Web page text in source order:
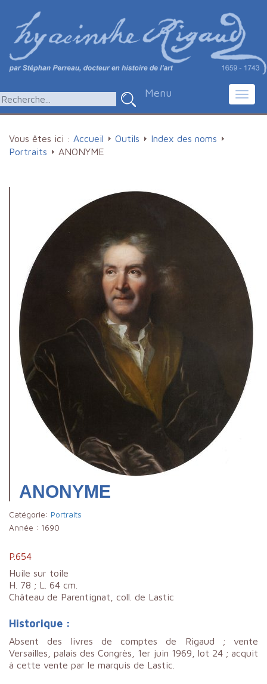
Menu
Vous êtes ici : Accueil Outils
Index des noms
Portraits
ANONYME
ANONYME
Catégorie: Portraits
Année : 1690
P.654
Huile sur toile
H. 78 ; L. 64 cm.
Château de Parentignat, coll. de Lastic
Historique :
Absent des livres de comptes de Rigaud ; vente
Versailles, palais des Congrès, 1er juin 1969, lot 24 ; acquit
à cette vente par le marquis de Lastic.